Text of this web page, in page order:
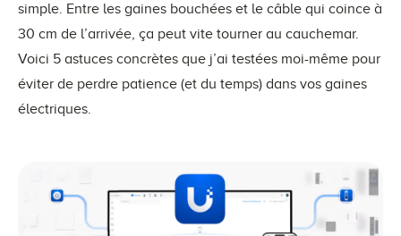
simple. Entre les gaines bouchées et le câble qui coince à
30 cm de l’arrivée, ça peut vite tourner au cauchemar.
Voici 5 astuces concrètes que j’ai testées moi-même pour
éviter de perdre patience (et du temps) dans vos gaines
électriques.